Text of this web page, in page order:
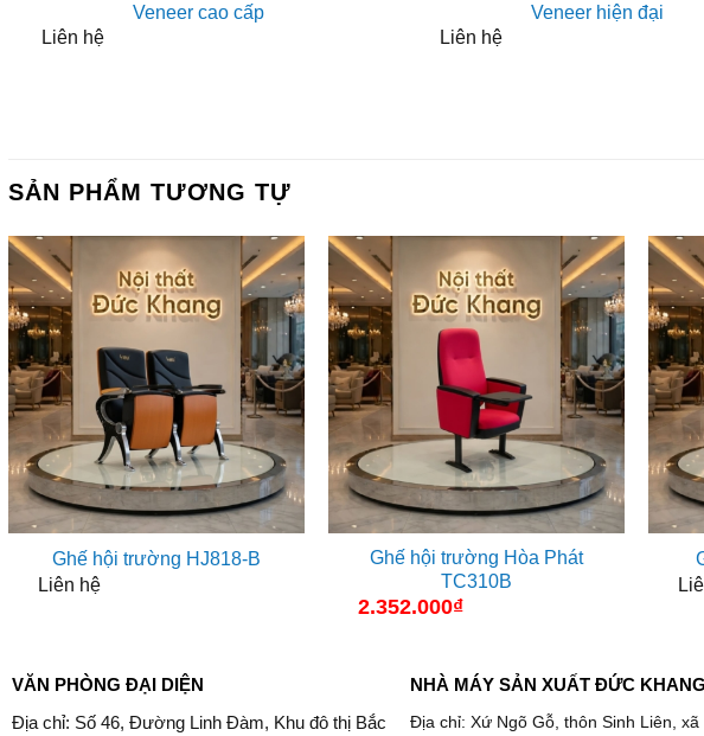
Veneer cao cấp
Liên hệ
Veneer hiện đại
Liên hệ
SẢN PHẨM TƯƠNG TỰ
Ghế hội trường HJ818-B
Liên hệ
Ghế hội trường Hòa Phát
TC310B
2.352.000₫
VĂN PHÒNG ĐẠI DIỆN
Địa chỉ: Số 46, Đường Linh Đàm, Khu đô thị Bắc
NHÀ MÁY SẢN XUẤT ĐỨC KHANG
Địa chỉ: Xứ Ngõ Gỗ, thôn Sinh Liên, xã